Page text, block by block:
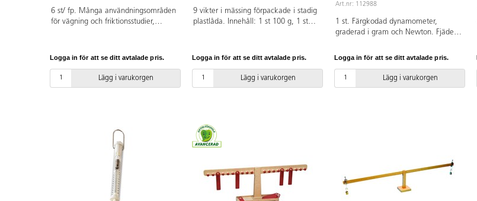
6 st/ fp. Många användningsområden
för vägning och friktionsstudier,
mekanism. Med Newton- och
1 kg, 2 kg, 3 kg, 5 kg. Från 7 år och
under uppsikt av vuxen. Av slagtålig
Logga in för att se ditt avtalade pris.
Lägg i varukorgen
9 vikter i mässing förpackade i stadig
plastlåda. Innehåll: 1 st 100 g, 1 st
och pincett av ABS.
Logga in för att se ditt avtalade pris.
Lägg i varukorgen
Art.nr: 112988
1 st. Färgkodad dynamometer,
graderad i gram och Newton. Fjädern
förhindra att den vrids sönder. Kan
tyngdkraft och dragstyrka upp till
5 kg. Av slagtålig plast.
Logga in för att se ditt avtalade pris.
Lägg i varukorgen